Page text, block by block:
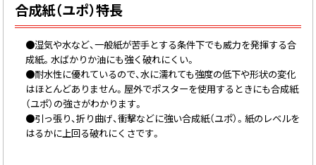
合成紙（ユポ）特長
●湿気や水など、一般紙が苦手とする条件下でも威力を発揮する合
成紙。水ばかりか油にも強く破れにくい。
●耐水性に優れているので、水に濡れても強度の低下や形状の変化
はほとんどありません。屋外でポスターを使用するときにも合成紙
（ユポ）の強さがわかります。
●引っ張り、折り曲げ、衝撃などに強い合成紙（ユポ）。紙のレベルを
はるかに上回る破れにくさです。
発送・配送
商品別のよくある質問
折り加工
中綴じ冊子
無線綴じ冊子